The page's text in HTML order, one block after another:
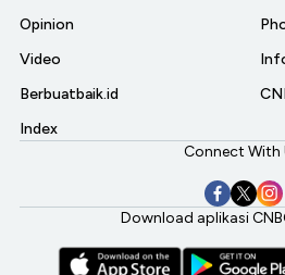
Opinion
Video
Berbuatbaik.id
Index
Connect With
Download aplikasi